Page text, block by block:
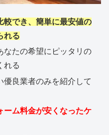
較でき、簡単に最安値の
れる
なたの希望にピッタリの
れる
優良業者のみを紹介して
ーム料金が安くなったケ